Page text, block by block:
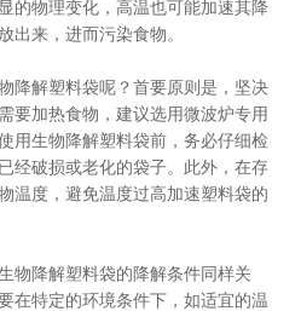
的物理变化，高温也可能加速其降
出来，进而污染食物。
降解塑料袋呢？首要原则是，坚决
要加热食物，建议选用微波炉专用
用生物降解塑料袋前，务必仔细检
经破损或老化的袋子。此外，在存
温度，避免温度过高加速塑料袋的
物降解塑料袋的降解条件同样关
在特定的环境条件下，如适宜的温